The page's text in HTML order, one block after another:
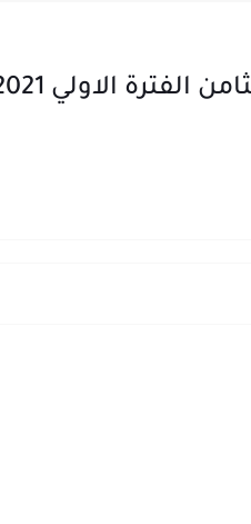
الصف العاشر الفصل الثاني...
الحادي عشر العلمي الفصل...